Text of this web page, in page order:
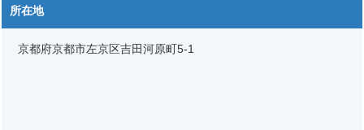
所在地
京都府京都市左京区吉田河原町5-1